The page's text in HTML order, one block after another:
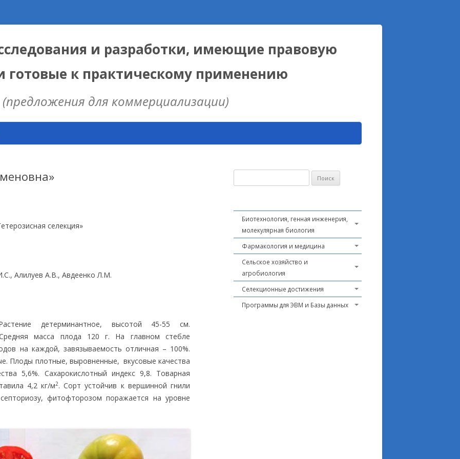
и разработки, имеющие правовую
готовые к практическому применению
(предложения для коммерциализации)
Skip
селекция»
Алилуев А.В., Авдеенко Л.М.
детерминантное, высотой 45-55 см.
масса плода 120 г. На главном стебле
на каждой, завязываемость отличная – 100%.
Плоды плотные, выровненные, вкусовые качества
5,6%. Сахарокислотный индекс 9,8. Товарная
4,2 кг/м2. Сорт устойчив к вершинной гнили
фитофторозом поражается на уровне
Биотехнология, генная инженерия,
молекулярная биология
Фармакология и медицина
Сельское хозяйство и
агробиология
Селекционные достижения
Программы для ЭВМ и Базы данных